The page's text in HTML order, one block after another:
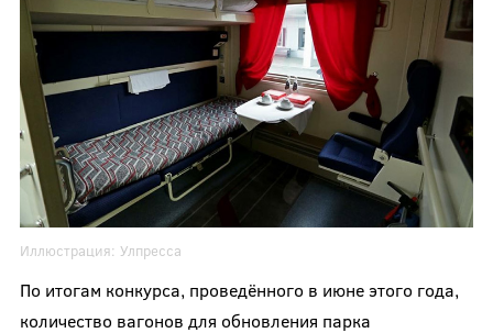
Иллюстрация: Улпресса
По итогам конкурса, проведённого в июне этого года,
количество вагонов для обновления парка